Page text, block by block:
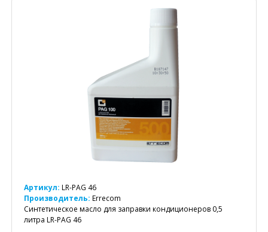
Артикул: LR-PAG 46
Производитель: Errecom
Синтетическое масло для заправки кондиционеров 0,5
литра LR-PAG 46